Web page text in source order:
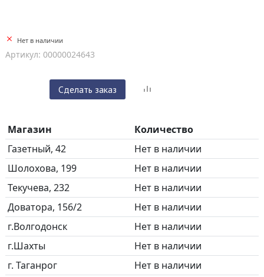
Нет в наличии
Артикул: 00000024643
Сделать заказ
Магазин
Количество
Газетный, 42
Нет в наличии
Шолохова, 199
Нет в наличии
Текучева, 232
Нет в наличии
Доватора, 156/2
Нет в наличии
г.Волгодонск
Нет в наличии
г.Шахты
Нет в наличии
г. Таганрог
Нет в наличии